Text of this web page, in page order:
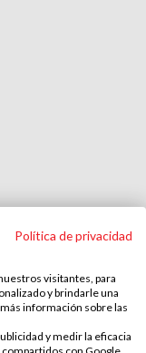
Política de privacidad
visitantes, para
y brindarle una
información sobre las
y medir la eficacia